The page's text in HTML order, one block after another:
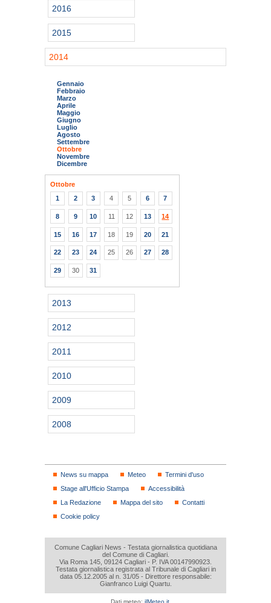
2016
2015
2014
Gennaio
Febbraio
Marzo
Aprile
Maggio
Giugno
Luglio
Agosto
Settembre
Ottobre
Novembre
Dicembre
Ottobre
1
2 3 4 5 6 7
8 9 10 11 12 13 14
15 16 17 18 19 20 21
22 23 24 25 26 27 28
29 30 31
2013
2012
2011
2010
2009
2008
News su mappa Meteo
Termini d'uso
Stage all'Ufficio Stampa
Accessibilità
La Redazione
Mappa del sito
Contatti
Cookie policy
Comune Cagliari News - Testata giornalistica quotidiana
del Comune di Cagliari.
Via Roma 145, 09124 Cagliari - P. IVA 00147990923.
Testata giornalistica registrata al Tribunale di Cagliari in
data 05.12.2005 al n. 31/05 - Direttore responsabile:
Gianfranco Luigi Quartu.
Dati meteo: ilMeteo.it